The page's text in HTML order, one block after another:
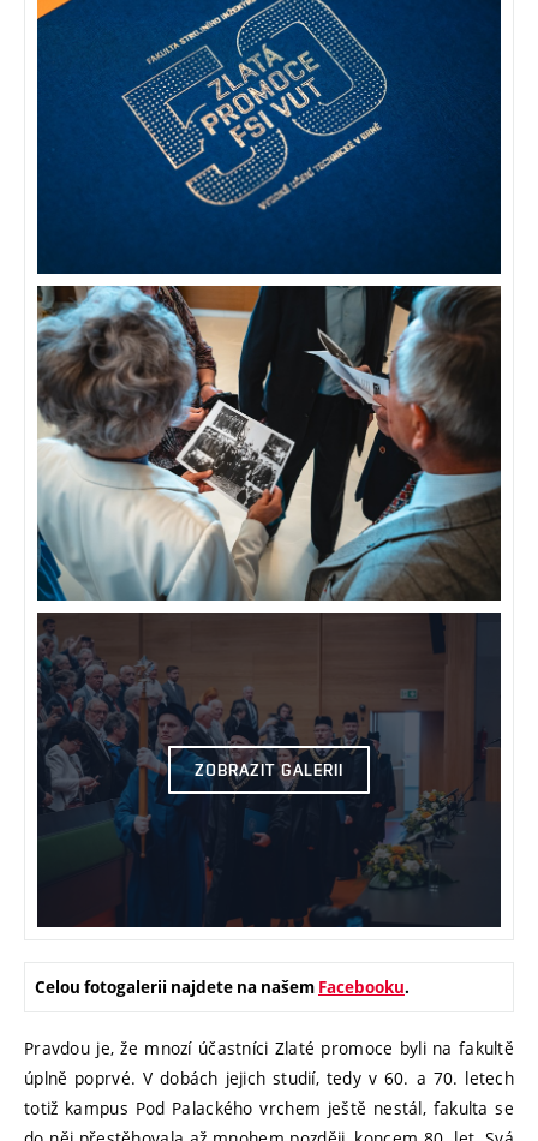
ZOBRAZIT GALERII
Celou fotogalerii najdete na našem Facebooku.
Pravdou je, že mnozí účastníci Zlaté promoce byli na fakultě
úplně poprvé. V dobách jejich studií, tedy v 60. a 70. letech
totiž kampus Pod Palackého vrchem ještě nestál, fakulta se